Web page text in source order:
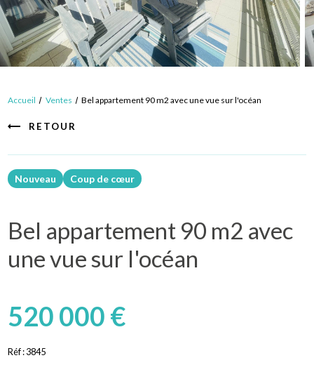
Accueil Ventes Bel appartement 90 m2 avec une vue sur l'océan
RETOUR
Nouveau Coup de cœur
Bel appartement 90 m2 avec
une vue sur l'océan
520 000 €
Réf :3845